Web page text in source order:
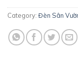
Category: Đèn Sân